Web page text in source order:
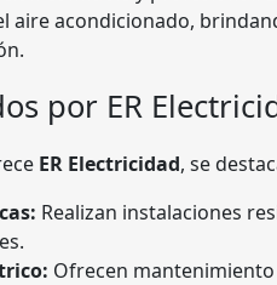
aire acondicionado,
por ER
ER Electricidad, se
Realizan instalaciones
Ofrecen